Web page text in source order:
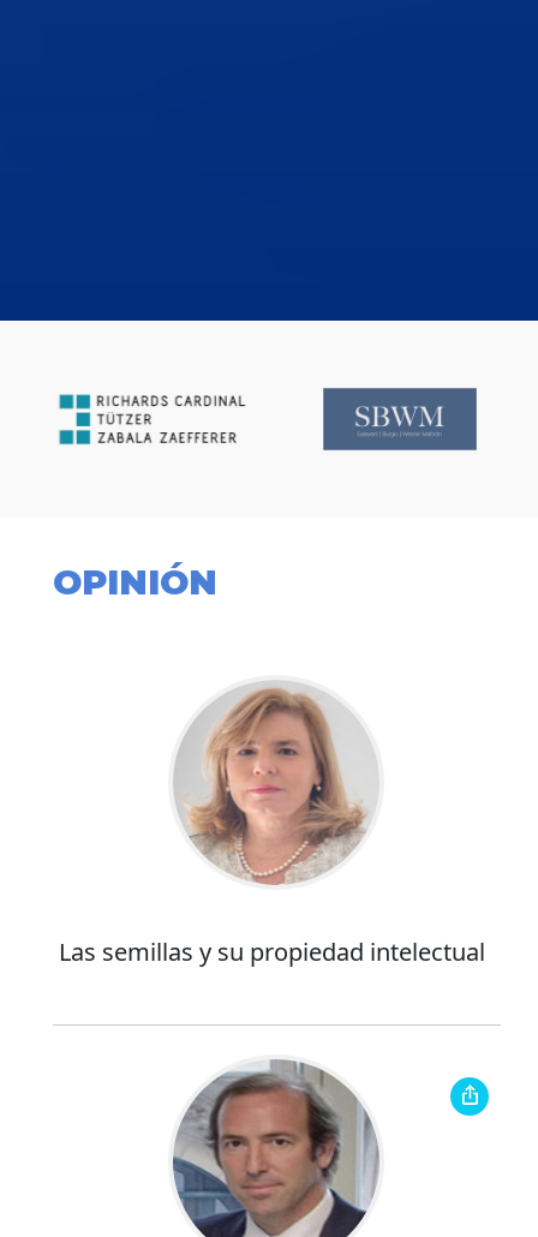
OPINIÓN
Las semillas y su propiedad intelectual